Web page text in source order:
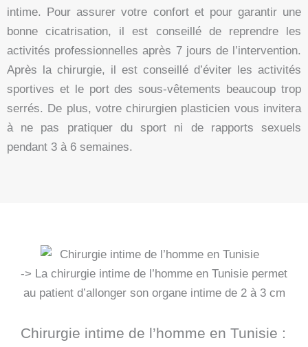
intime. Pour assurer votre confort et pour garantir une
bonne cicatrisation, il est conseillé de reprendre les
activités professionnelles après 7 jours de l’intervention.
Après la chirurgie, il est conseillé d’éviter les activités
sportives et le port des sous-vêtements beaucoup trop
serrés. De plus, votre chirurgien plasticien vous invitera
à ne pas pratiquer du sport ni de rapports sexuels
pendant 3 à 6 semaines.
-> La chirurgie intime de l’homme en Tunisie permet
au patient d’allonger son organe intime de 2 à 3 cm
Chirurgie intime de l’homme en Tunisie :